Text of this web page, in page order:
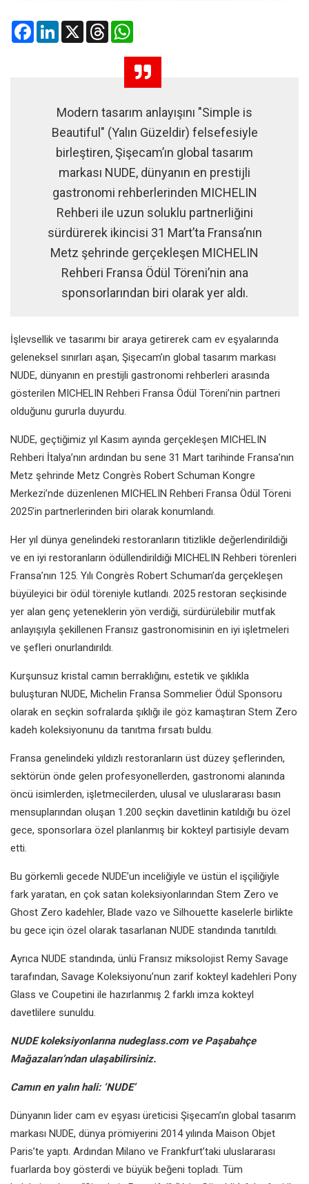
FacebookLinkedIn
X Threads
Modern tasarım anlayışını "Simple is
Beautiful" (Yalın Güzeldir) felsefesiyle
birleştiren, Şişecam’ın global tasarım
markası NUDE, dünyanın en prestijli
gastronomi rehberlerinden MICHELIN
Rehberi ile uzun soluklu partnerliğini
sürdürerek ikincisi 31 Mart’ta Fransa’nın
Metz şehrinde gerçekleşen MICHELIN
Rehberi Fransa Ödül Töreni’nin ana
sponsorlarından biri olarak yer aldı.
İşlevsellik ve tasarımı bir araya getirerek cam ev eşyalarında
geleneksel sınırları aşan, Şişecam’ın global tasarım markası
NUDE, dünyanın en prestijli gastronomi rehberleri arasında
gösterilen MICHELIN Rehberi Fransa Ödül Töreni’nin partneri
olduğunu gururla duyurdu.
NUDE, geçtiğimiz yıl Kasım ayında gerçekleşen MICHELIN
Rehberi İtalya’nın ardından bu sene 31 Mart tarihinde Fransa’nın
Metz şehrinde Metz Congrès Robert Schuman Kongre
Merkezi’nde düzenlenen MICHELIN Rehberi Fransa Ödül Töreni
2025’in partnerlerinden biri olarak konumlandı.
Her yıl dünya genelindeki restoranların titizlikle değerlendirildiği
ve en iyi restoranların ödüllendirildiği MICHELIN Rehberi törenleri
Fransa’nın 125. Yılı Congrès Robert Schuman’da gerçekleşen
büyüleyici bir ödül töreniyle kutlandı. 2025 restoran seçkisinde
yer alan genç yeteneklerin yön verdiği, sürdürülebilir mutfak
anlayışıyla şekillenen Fransız gastronomisinin en iyi işletmeleri
ve şefleri onurlandırıldı.
Kurşunsuz kristal camın berraklığını, estetik ve şıklıkla
buluşturan NUDE, Michelin Fransa Sommelier Ödül Sponsoru
olarak en seçkin sofralarda şıklığı ile göz kamaştıran Stem Zero
kadeh koleksiyonunu da tanıtma fırsatı buldu.
Fransa genelindeki yıldızlı restoranların üst düzey şeflerinden,
sektörün önde gelen profesyonellerden, gastronomi alanında
öncü isimlerden, işletmecilerden, ulusal ve uluslararası basın
mensuplarından oluşan 1.200 seçkin davetlinin katıldığı bu özel
gece, sponsorlara özel planlanmış bir kokteyl partisiyle devam
etti.
Bu görkemli gecede NUDE’un inceliğiyle ve üstün el işçiliğiyle
fark yaratan, en çok satan koleksiyonlarından Stem Zero ve
Ghost Zero kadehler, Blade vazo ve Silhouette kaselerle birlikte
bu gece için özel olarak tasarlanan NUDE standında tanıtıldı.
Ayrıca NUDE standında, ünlü Fransız miksolojist Remy Savage
tarafından, Savage Koleksiyonu’nun zarif kokteyl kadehleri Pony
Glass ve Coupetini ile hazırlanmış 2 farklı imza kokteyl
davetlilere sunuldu.
NUDE koleksiyonlarına nudeglass.com ve Paşabahçe
Mağazaları’ndan ulaşabilirsiniz.
Camın en yalın hali: ‘NUDE’
Dünyanın lider cam ev eşyası üreticisi Şişecam’ın global tasarım
markası NUDE, dünya prömiyerini 2014 yılında Maison Objet
Paris’te yaptı. Ardından Milano ve Frankfurt’taki uluslararası
fuarlarda boy gösterdi ve büyük beğeni topladı. Tüm